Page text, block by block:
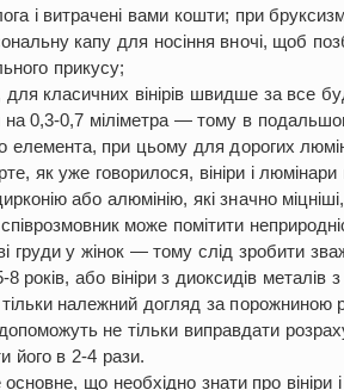
і витрачені вами кошти; при
капу для носіння вночі, щоб
прикусу;
для класичних вінірів швидше за все
на 0,3-0,7 міліметра — тому в
елемента, при цьому для дорогих
як уже говорилося, вініри і
або алюмінію, які значно
може помітити
груди у жінок — тому слід зробити
років, або вініри з диоксидів металів
належний догляд за порожниною
не тільки виправдати
його в 2-4 рази.
що необхідно знати про вініри